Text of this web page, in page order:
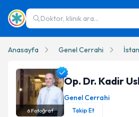
Doktor, klinik ara...
Anasayfa Genel Cerrahi
6Fotoğraf
Op. Dr. Kadir
Genel Cerrahi
Takip Et